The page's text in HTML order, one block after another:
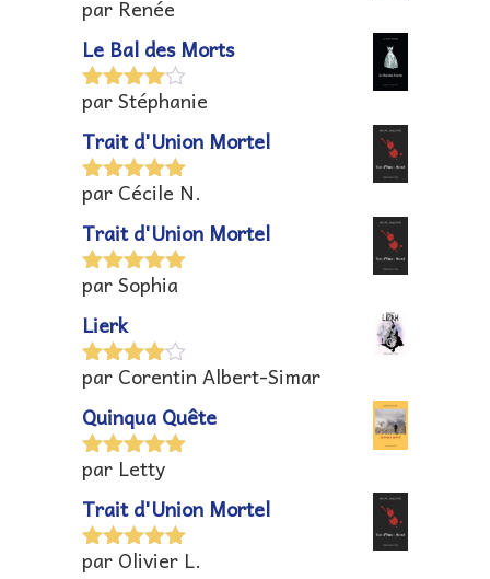
Note4
par Renée
Le Bal des Morts
Note4
par Stéphanie
Trait d'Union Mortel
Note5sur
par Cécile N.
Trait d'Union Mortel
Note5sur
par Sophia
Lierk
Note4
par Corentin Albert-Simar
Quinqua Quête
Note5sur
par Letty
Trait d'Union Mortel
Note5sur
par Olivier L.